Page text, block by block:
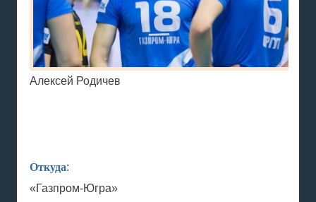
Алексей Родичев
Откуда:
«Газпром-Югра»